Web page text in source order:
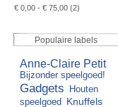
€ 0,00 - € 75,00 (2)
Populaire labels
Anne-Claire Petit
Bijzonder speelgoed!
Gadgets
Houten
speelgoed
Knuffels